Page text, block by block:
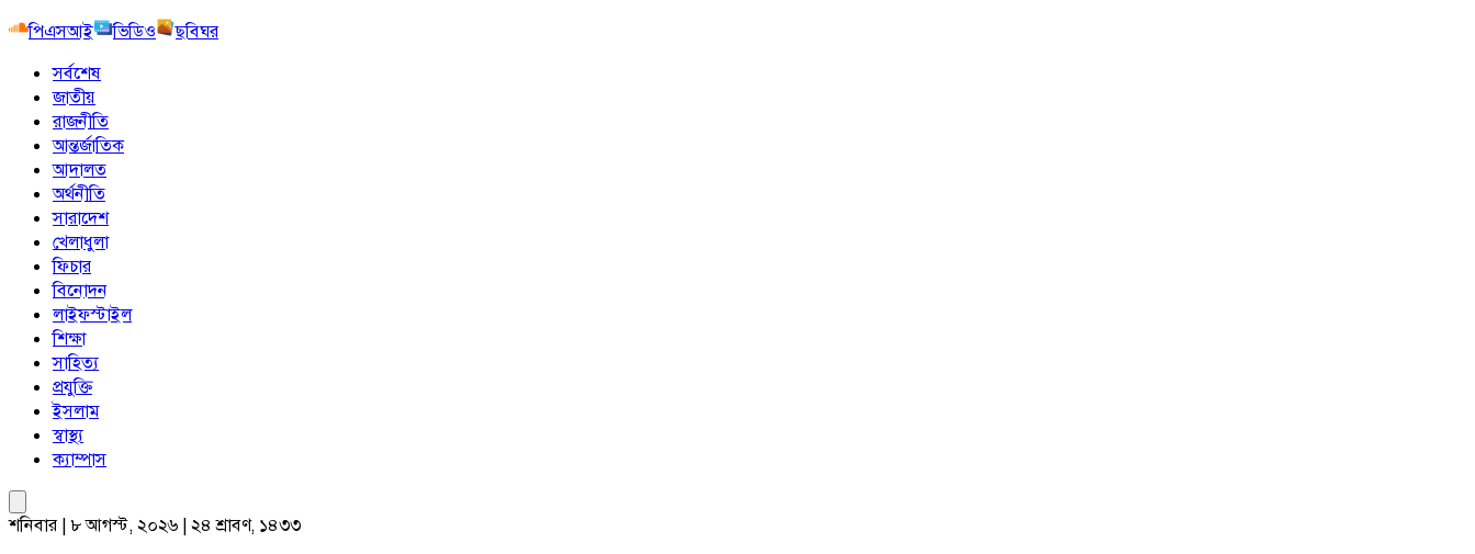
পিএসআই
ভিডিও
ছবিঘর
সর্বশেষ
জাতীয়
রাজনীতি
আন্তর্জাতিক
আদালত
অর্থনীতি
সারাদেশ
খেলাধুলা
ফিচার
বিনোদন
লাইফস্টাইল
শিক্ষা
সাহিত্য
প্রযুক্তি
ইসলাম
স্বাস্থ্য
ক্যাম্পাস
শনিবার | ৮ আগস্ট, ২০২৬ | ২৪ শ্রাবণ, ১৪৩৩